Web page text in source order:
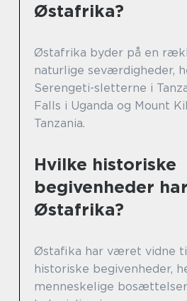
Østafrika?
Østafrika byder på en
naturlige seværdigheder,
Serengeti-sletterne i
Falls i Uganda og Mount
Tanzania.
Hvilke historiske
begivenheder
Østafrika?
Østafika har været vidne
historiske begivenheder,
menneskelige